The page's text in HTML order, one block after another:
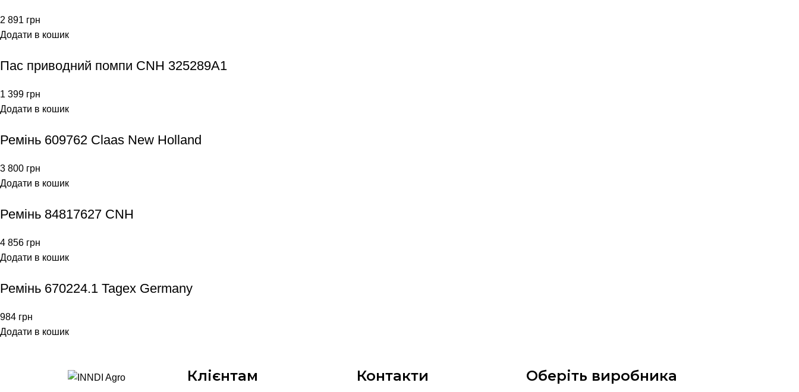
2 891 грн
Додати в кошик
Пас приводний помпи CNH 325289A1
1 399 грн
Додати в кошик
Ремінь 609762 Claas New Holland
3 800 грн
Додати в кошик
Ремінь 84817627 CNH
4 856 грн
Додати в кошик
Ремінь 670224.1 Tagex Germany
984 грн
Додати в кошик
Клієнтам Контакти Оберіть виробника